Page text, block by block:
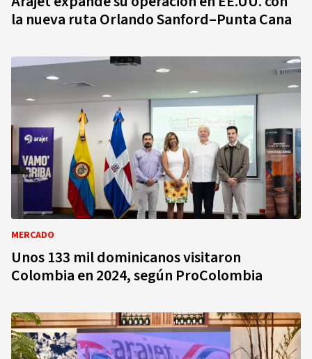
la nueva ruta Orlando Sanford–Punta Cana
MERCADO
Unos 133 mil dominicanos visitaron
Colombia en 2024, según ProColombia